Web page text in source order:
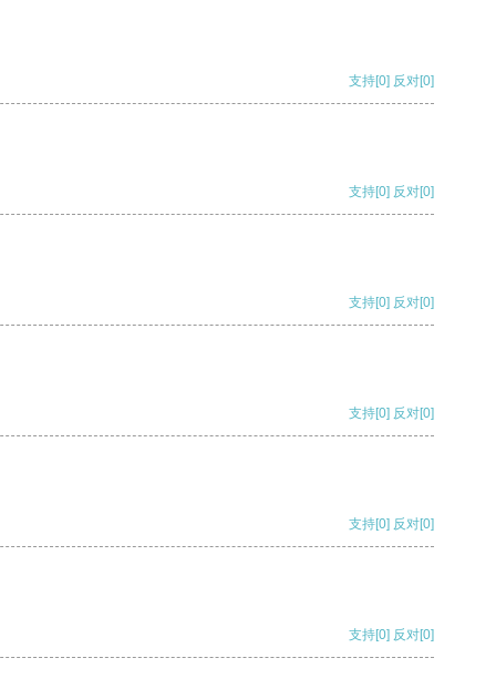
支持[0] 反对[0]
支持[0] 反对[0]
支持[0] 反对[0]
支持[0] 反对[0]
支持[0] 反对[0]
支持[0] 反对[0]